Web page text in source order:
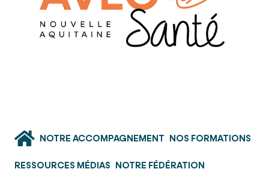
NOTRE ACCOMPAGNEMENT NOS FORMATIONS
RESSOURCES MÉDIAS NOTRE FÉDÉRATION